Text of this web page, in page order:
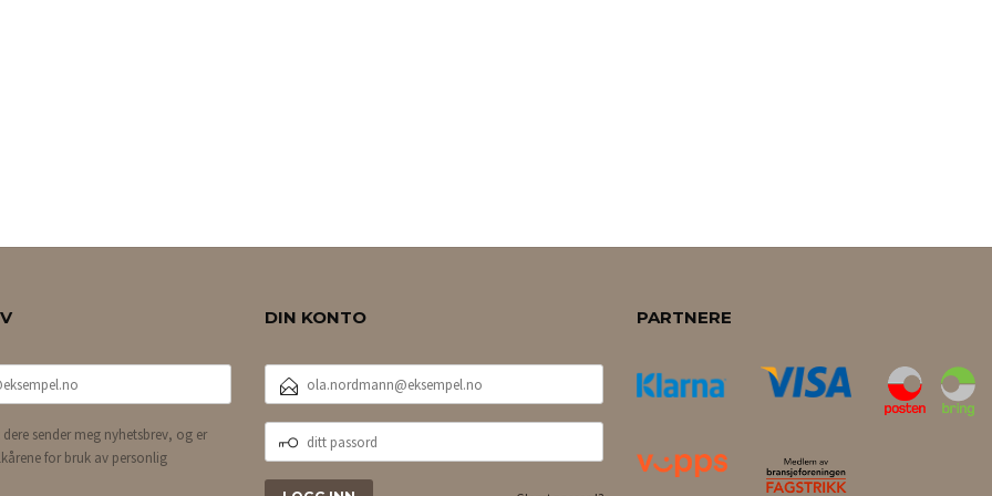
sender meg nyhetsbrev, og er
for bruk av personlig
DIN KONTO
POSTADRESSE
PASSORD
PARTNERE